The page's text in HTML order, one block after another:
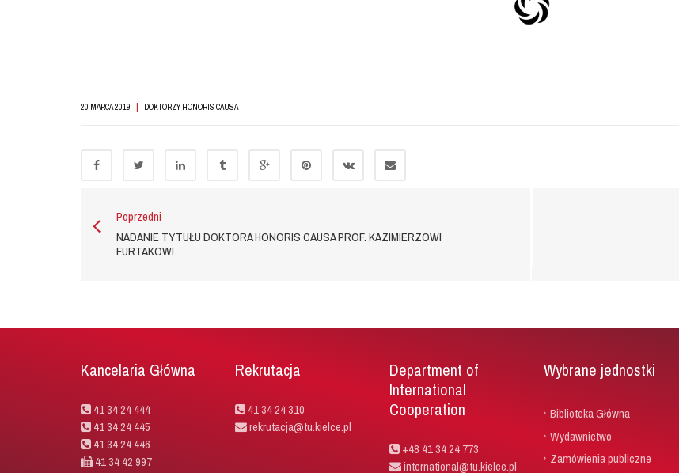
20 MARCA 2019 | DOKTORZY HONORIS CAUSA
Poprzedni
NADANIE TYTUŁU DOKTORA HONORIS CAUSA PROF. KAZIMIERZOWI
FURTAKOWI
Kancelaria Główna
41 34 24 444
41 34 24 445
41 34 24 446
41 34 42 997
Rekrutacja
41 34 24 310
rekrutacja@tu.kielce.pl
Department of
International
Cooperation
+48 41 34 24 773
international@tu.kielce.pl
Wybrane jednostki
Biblioteka Główna
Wydawnictwo
Zamówienia publiczne